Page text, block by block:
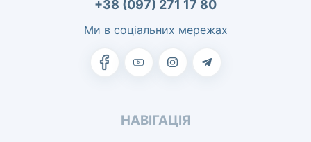
+38 (097) 271 17 80
Ми в соціальних мережах
НАВІГАЦІЯ